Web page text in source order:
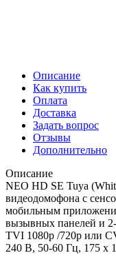
Описание
Как купить
Оплата
Доставка
Задать вопрос
Отзывы
Дополнительно
Описание
NEO HD SE Tuya
видеодомофона с
мобильным
вызывных панелей и
TVI 1080p /720p или
240 В, 50-60 Гц, 175 x